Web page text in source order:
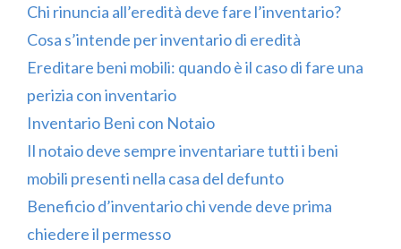
Chi rinuncia all’eredità deve fare l’inventario?
Cosa s’intende per inventario di eredità
Ereditare beni mobili: quando è il caso di fare una
perizia con inventario
Inventario Beni con Notaio
Il notaio deve sempre inventariare tutti i beni
mobili presenti nella casa del defunto
Beneficio d’inventario chi vende deve prima
chiedere il permesso